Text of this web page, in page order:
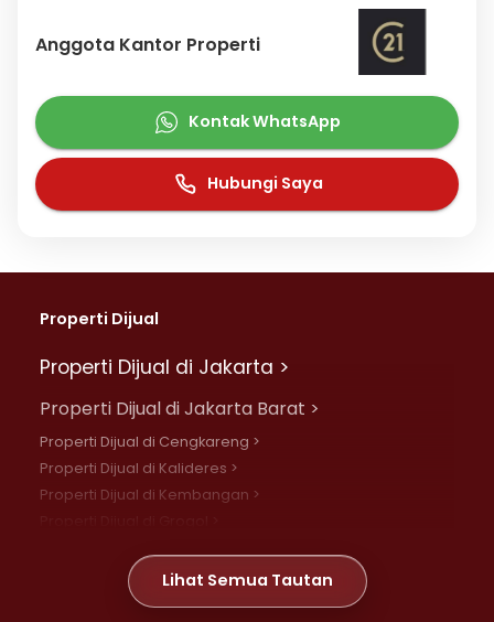
Anggota Kantor Properti
Kontak WhatsApp
Hubungi Saya
Properti Dijual
Properti Dijual di Jakarta >
Properti Dijual di Jakarta Barat >
Properti Dijual di Cengkareng >
Properti Dijual di Kalideres >
Properti Dijual di Kembangan >
Properti Dijual di Meruya >
Properti Dijual di Jelambar >
Lihat Semua Tautan